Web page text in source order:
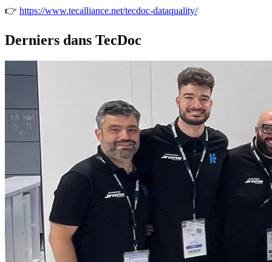
👉 https://www.tecalliance.net/tecdoc-dataquality/
Derniers dans TecDoc